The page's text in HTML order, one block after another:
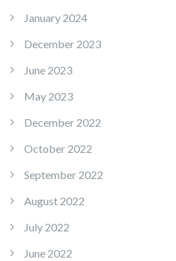
January 2024
December 2023
June 2023
May 2023
December 2022
October 2022
September 2022
August 2022
July 2022
June 2022